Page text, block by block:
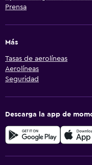
Prensa
Más
Tasas de aerolíneas
Aerolíneas
Seguridad
Descarga la app de